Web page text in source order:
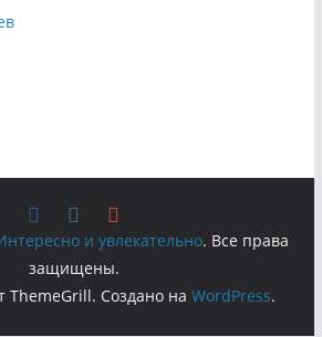
и увлекательно. Все права
защищены.
ThemeGrill. Создано наWordPress.